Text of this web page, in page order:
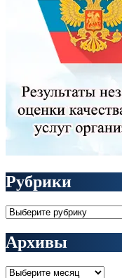
Рубрики
Рубрики
Архивы
Архивы